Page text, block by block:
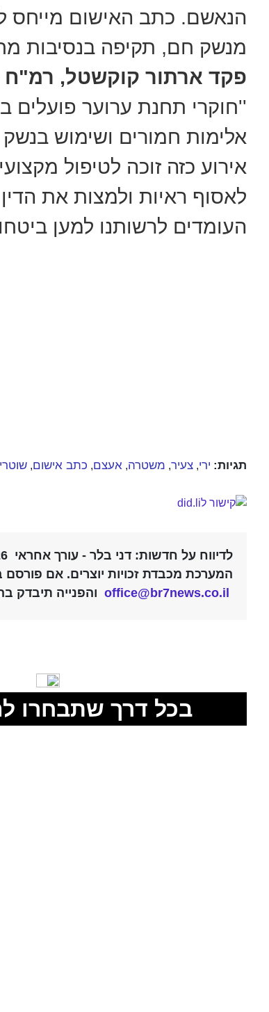
הנאשם. כתב האישום מייחס
מנשק חם, תקיפה בנסיבות
פקד ארתור קוקשטל,
''חוקרי תחנת ערוער פועלים
אלימות חמורים ושימוש
אירוע כזה זוכה לטיפול
לאסוף ראיות ולמצות את
העומדים לרשותנו למען
תגיות: ירי, צעיר, משטרה, אעצם, כתב אישום,
לדיווח על חדשות: דני בלר - עורך אחראי 052-2394026 |
המערכת מכבדת זכויות יוצרים. אם פורסם
office@br7news.co.il והפנייה תיבדק
בכל דרך שתבחרו